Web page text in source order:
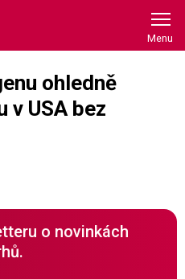
ohledně
v USA bez
o novinkách